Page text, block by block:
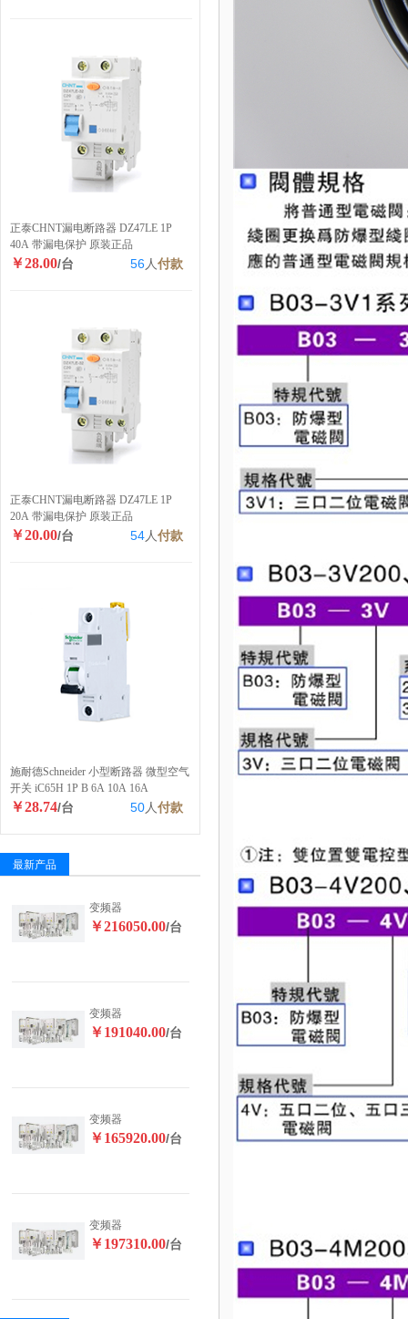
正泰CHNT漏电断路器 DZ47LE 1P
40A 带漏电保护 原装正品
￥28.00/台 56人付款
正泰CHNT漏电断路器 DZ47LE 1P
20A 带漏电保护 原装正品
￥20.00/台 54人付款
施耐德Schneider 小型断路器 微型空气
开关 iC65H 1P B 6A 10A 16A
￥28.74/台 50人付款
最新产品
变频器
￥216050.00/台
变频器
￥191040.00/台
变频器
￥165920.00/台
变频器
￥197310.00/台